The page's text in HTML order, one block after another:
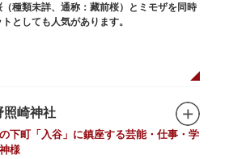
種類未詳、通称：藏前桜）とミモザを同時
としても人気があります。
としても知られ、3大強豪力士の谷風、小
多の名勝負が繰り広げられ大いに賑わいを
和の名工・志布景彩（しふけいさい）による
」でしたが、1951年に「藏前神社」へと改
神ならびに徳川将軍家祈願所の一社として
を賜り、江戸を代表する名社のひとつに数
照崎神社
下町「入谷」に鎮座する芸能・仕事・学
様